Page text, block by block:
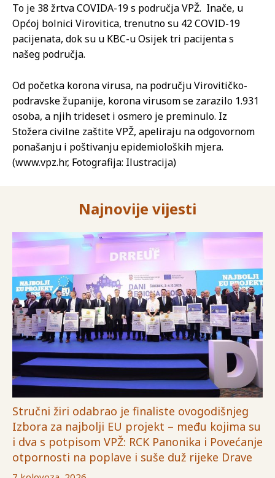
To je 38 žrtva COVIDA-19 s područja VPŽ. Inače, u
Općoj bolnici Virovitica, trenutno su 42 COVID-19
pacijenata, dok su u KBC-u Osijek tri pacijenta s
našeg područja.
Od početka korona virusa, na području Virovitičko-
podravske županije, korona virusom se zarazilo 1.931
osoba, a njih trideset i osmero je preminulo. Iz
Stožera civilne zaštite VPŽ, apeliraju na odgovornom
ponašanju i poštivanju epidemioloških mjera.
(www.vpz.hr, Fotografija: Ilustracija)
Najnovije vijesti
Stručni žiri odabrao je finaliste ovogodišnjeg
Izbora za najbolji EU projekt – među kojima su
i dva s potpisom VPŽ: RCK Panonika i Povećanje
otpornosti na poplave i suše duž rijeke Drave